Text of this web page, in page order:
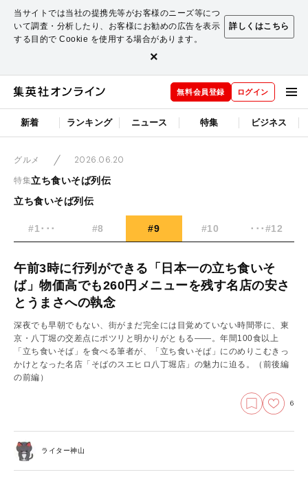
当サイトでは当社の提携先等がお客様のニーズ等につ
いて調査・分析したり、お客様にお勧めの広告を表示
する目的で Cookie を使用する場合があります。
詳しくはこちら
×
無料会員登録 ログイン
新着 ランキング ニュース 特集 ビジネス
グルメ 2026.06.20
特集立ち食いそば列伝
立ち食いそば列伝
#1･･･ #8 #9 #10 ･･･#12
午前3時に行列ができる「日本一の立ち食いそ
ば」物価高でも260円メニューを残す名店の安さ
とうまさへの執念
深夜でも早朝でもない、街がまだ完全には目覚めていない時間帯に、東
京・八丁堀の交差点にポツリと明かりがともる――。年間100食以上
「立ち食いそば」を食べる筆者が、「立ち食いそば」にのめりこむきっ
かけとなった名店「そばのスエヒロ八丁堀店」の魅力に迫る。
（前後編
の前編）
6
ライター神山